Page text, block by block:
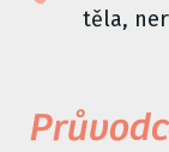
těla,